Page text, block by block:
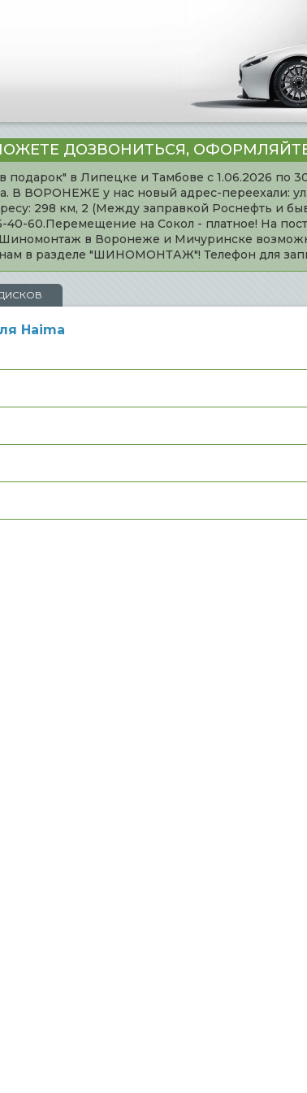
ДОЗВОНИТЬСЯ, ОФОРМЛЯЙТЕ
подарок" в Липецке и Тамбове с 1.06.2026 по
В ВОРОНЕЖЕ у нас новый адрес-переехали:
298 км, 2 (Между заправкой Роснефть и
60.Перемещение на Сокол - платное! На
Шиномонтаж в Воронеже и Мичуринске
в разделе "ШИНОМОНТАЖ"! Телефон для
Haima